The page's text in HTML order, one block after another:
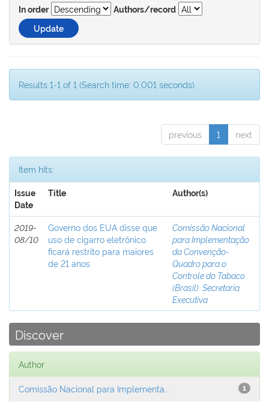
In order
Authors/record
Results 1-1 of 1 (Search time: 0.001 seconds).
previous 1 next
Item hits:
Issue
Date
Title Author(s)
2019-
08/10
Governo dos EUA disse que
uso de cigarro eletrônico
ficará restrito para maiores
de 21 anos
Comissão Nacional
para Implementação
da Convenção-
Quadro para o
Controle do Tabaco
(Brasil). Secretaria
Executiva
Discover
Author
1
Comissão Nacional para Implementa...